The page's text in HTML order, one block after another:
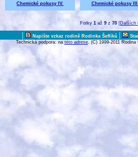
Chemické pokusy IV. Chemické pokusy III.
Fotky 1až 9z 70 [Dalších
| Napište vzkaz rodině Rodinka Šeflíků |
Technická podpora: na této adrese. (C) 1999-2011